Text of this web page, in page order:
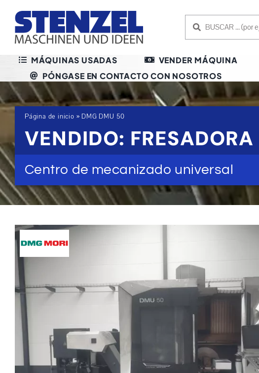
content
MÁQUINAS USADAS VENDER MÁQUINA
PÓNGASE EN CONTACTO CON NOSOTROS
Página de inicio » DMG DMU 50
VENDIDO:
Centro de mecanizado universal